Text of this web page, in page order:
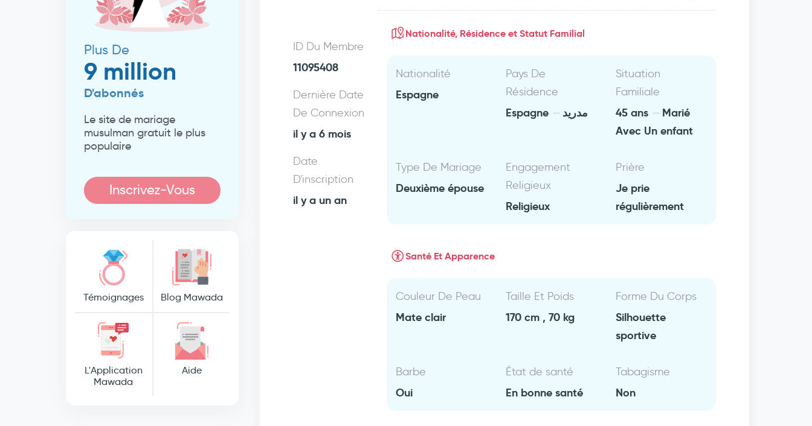
Plus De
9 million
D'abonnés
Le site de mariage
musulman gratuit le plus
populaire
Inscrivez-Vous
Témoignages Blog Mawada
L'Application
Mawada
Aide
ID Du Membre
11095408
Dernière Date
De Connexion
il y a 6 mois
Date
D'inscription
il y a un an
Nationalité, Résidence et Statut Familial
Nationalité
Espagne
Pays De
Résidence
Espagne مدريد
Situation
Familiale
45 ans
Marié
Avec Un enfant
Type De Mariage
Deuxième épouse
Engagement
Religieux
Religieux
Prière
Je prie
régulièrement
Santé Et Apparence
Couleur De Peau
Mate clair
Taille Et Poids
170 cm , 70 kg
Forme Du Corps
Silhouette
sportive
Barbe
Oui
État de santé
En bonne santé
Tabagisme
Non